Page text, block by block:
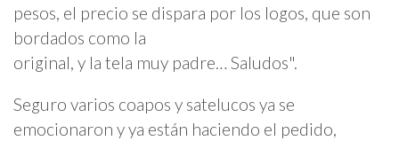
pesos, el precio se dispara por los logos, que son
bordados como la
original, y la tela muy padre… Saludos".
Seguro varios coapos y satelucos ya se
emocionaron y ya están haciendo el pedido,